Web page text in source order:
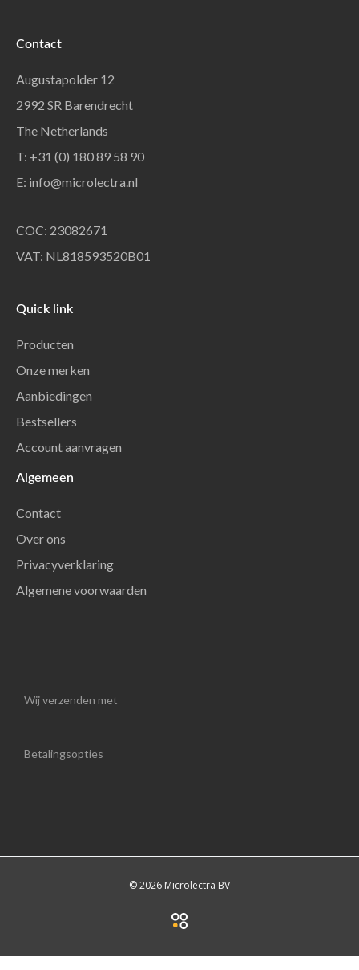
Contact
Augustapolder 12
2992 SR Barendrecht
The Netherlands
T: +31 (0) 180 89 58 90
E: info@microlectra.nl
COC: 23082671
VAT: NL818593520B01
Quick link
Producten
Onze merken
Aanbiedingen
Bestsellers
Account aanvragen
Algemeen
Contact
Over ons
Privacyverklaring
Algemene voorwaarden
Wij verzenden met
Betalingsopties
© 2026 Microlectra BV